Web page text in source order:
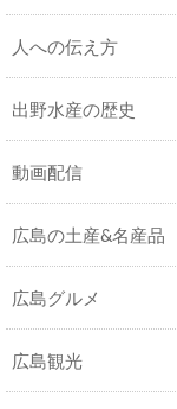
人への伝え方
出野水産の歴史
動画配信
広島の土産&名産品
広島グルメ
広島観光